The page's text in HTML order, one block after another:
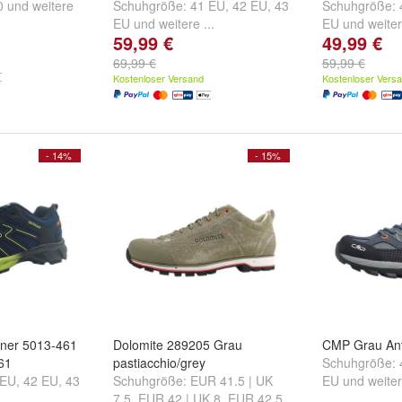
und weitere Schuhgröße: 41 EU, 42 EU, 43
EU und weitere ...
59,99 €
69,99 €
Kostenloser Versand
Schuhgröße:
EU und
49,99 €
59,99 €
Kostenloser
- 14%
5013-461
, 42 EU, 43
- 15%
Dolomite 289205 Grau
pastiacchio/grey
Schuhgröße: EUR 41.5 | UK
7.5 EUR 42 | UK 8 EUR 42.5
CMP Grau
Schuhgröße:
EU und